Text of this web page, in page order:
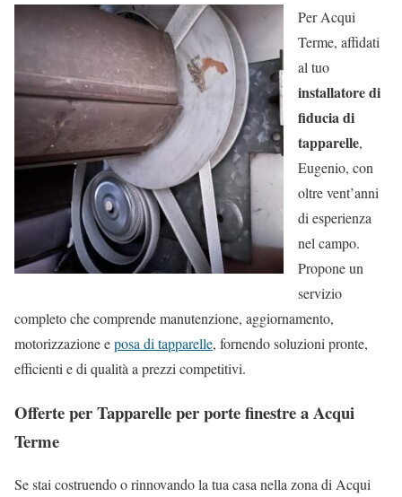
Per Acqui
Terme, affidati
al tuo
installatore di
fiducia di
tapparelle,
Eugenio, con
oltre vent’anni
di esperienza
nel campo.
Propone un
servizio
completo che comprende manutenzione, aggiornamento,
motorizzazione eposa di tapparelle, fornendo soluzioni pronte,
efficienti e di qualità a prezzi competitivi.
Offerte per Tapparelle per porte finestre a Acqui
Terme
Se stai costruendo o rinnovando la tua casa nella zona di Acqui